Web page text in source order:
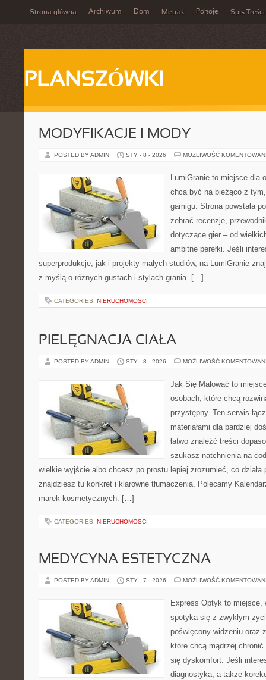
Strona główna Archiwum Dom Metraż Pokoje Spis Treści
PLANSZÓWKI
MODYFIKACJE I MODY
POSTED BY ADMIN STY - 8 - 2026 MOŻLIWOŚĆ
LumiGranie to miejsce dla
chcą być na bieżąco z
gamigu. Strona powstała
zebrać recenzje,
dotyczące gier – od
ambitne perełki. Jeśli
superprodukcje, jak i projekty małych studiów, na LumiGranie
z myślą o różnych gustach i stylach grania. […]
CATEGORIES: NIERUCHOMOŚCI
PIELĘGNACJA CIAŁA
POSTED BY ADMIN STY - 8 - 2026 MOŻLIWOŚĆ
Jak Się Malować to
osobach, które chcą
przystępny. Ten serwis
materiałami dla bardziej
łatwo znaleźć treści
szukasz natchnienia na
wielkie wyjście albo chcesz po prostu lepiej zrozumieć, co działa
znajdziesz tu konkret i klarowne tłumaczenia. Polecamy
marek kosmetycznych. […]
CATEGORIES: NIERUCHOMOŚCI
MEDYCYNA ESTETYCZNA
POSTED BY ADMIN STY - 7 - 2026 MOŻLIWOŚĆ
Express Optyk to miejsce,
spotyka się z zwykłym
poświęcony widzeniu oraz
które chcą mądrzej
się dyskomfort. Jeśli
diagnostyka, a także